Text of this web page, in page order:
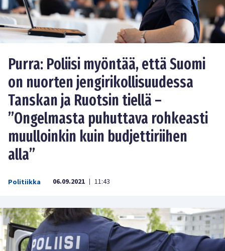
Purra: Poliisi myöntää, että Suomi
on nuorten jengirikollisuudessa
Tanskan ja Ruotsin tiellä –
”Ongelmasta puhuttava rohkeasti
muulloinkin kuin budjettiriihen
alla”
Politiikka 06.09.2021 | 11:43